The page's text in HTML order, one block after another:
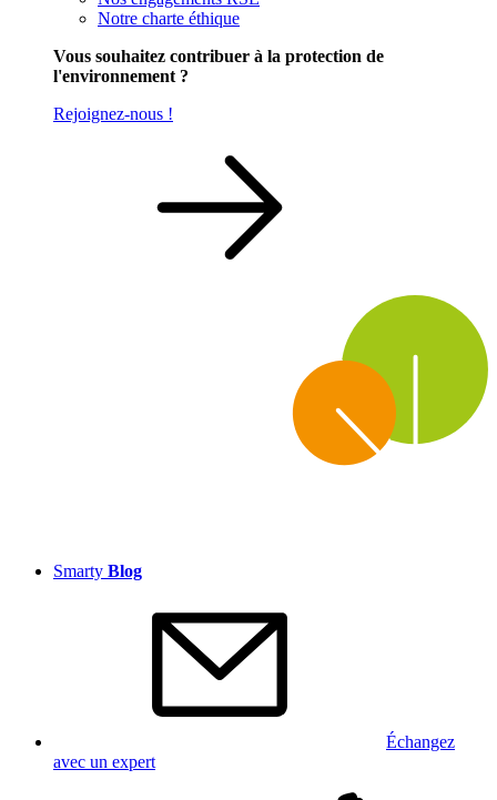
Notre charte éthique
Vous souhaitez contribuer à la protection de
l'environnement ?
Rejoignez-nous !
Smarty Blog
Échangez
avec un expert